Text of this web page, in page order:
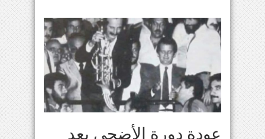
عودة دورة الأضحى بعد